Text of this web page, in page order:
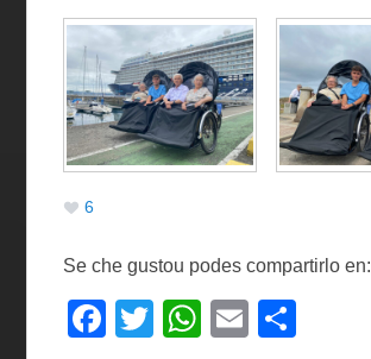
6
Se che gustou podes compartirlo en:
F
T
W
E